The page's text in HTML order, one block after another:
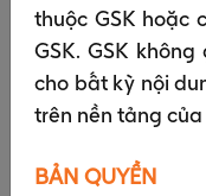
chúng tôi
những gì
nội dung
bạn quan
tin nhạy
thuộc GSK hoặc
GSK. GSK
cho bất kỳ nội
trên nền tảng của
BẢN QUYỀN